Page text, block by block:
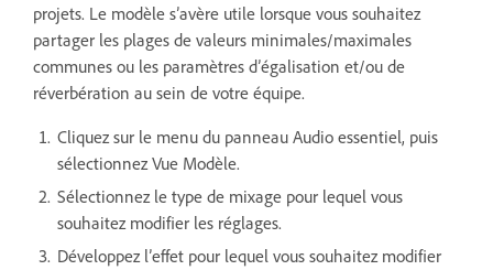
projets. Le modèle s’avère utile lorsque vous souhaitez
partager les plages de valeurs minimales/maximales
communes ou les paramètres d’égalisation et/ou de
réverbération au sein de votre équipe.
Cliquez sur le menu du panneau Audio essentiel, puis
sélectionnez Vue Modèle.
Sélectionnez le type de mixage pour lequel vous
souhaitez modifier les réglages.
Développez l’effet pour lequel vous souhaitez modifier